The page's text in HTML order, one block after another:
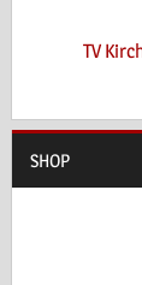
TV
SHOP